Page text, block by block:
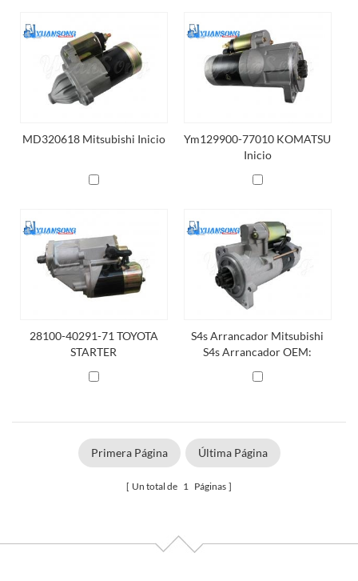
MD320618 Mitsubishi Inicio
Ym129900-77010 KOMATSU
Inicio
28100-40291-71 TOYOTA
STARTER
S4s Arrancador Mitsubishi
S4s Arrancador OEM:
10100
Primera Página Última Página
Un total de 1 Páginas